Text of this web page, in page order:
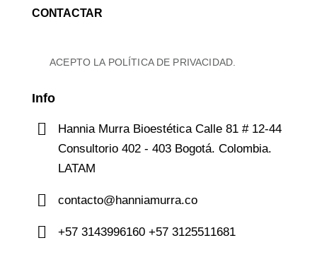
ACEPTO LA POLÍTICA DE PRIVACIDAD
Info
Hannia Murra Bioestética Calle 81 # 12-44
Consultorio 402 - 403 Bogotá. Colombia.
LATAM
contacto@hanniamurra.co
+57 3143996160 +57 3125511681